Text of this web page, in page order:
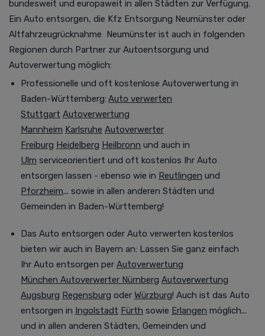
bundesweit und europaweit in allen Städten zur Verfügung.
Ein Auto entsorgen, die Kfz Entsorgung Neumünster oder
Altfahrzeugrücknahme Neumünster ist auch in folgenden
Regionen durch Partner zur Autoentsorgung und
Autoverwertung möglich:
Professionelle und oft kostenlose Autoverwertung in
Baden-Württemberg: Auto verwerten
Stuttgart Autoverwertung
Mannheim Karlsruhe Autoverwerter
Freiburg Heidelberg Heilbronn und auch in
Ulm serviceorientiert und oft kostenlos Ihr Auto
entsorgen lassen - ebenso wie in Reutlingen und
Pforzheim... sowie in allen anderen Städten und
Gemeinden in Baden-Württemberg!
Das Auto entsorgen oder Auto verwerten kostenlos
bieten wir auch in Bayern an: Lassen Sie ganz einfach
Ihr Auto entsorgen per Autoverwertung
München Autoverwerter Nürnberg Autoverwertung
Augsburg Regensburg oder Würzburg! Auch ist das Auto
entsorgen in Ingolstadt Fürth sowie Erlangen möglich...
und in allen anderen Städten, Gemeinden und